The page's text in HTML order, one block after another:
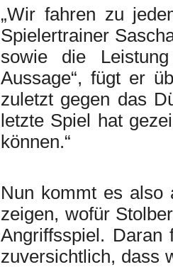
„Wir fahren zu
Spielertrainer
sowie die
Aussage“, fügt er
zuletzt gegen das
letzte Spiel hat
können.“
Nun kommt es also
zeigen, wofür
Angriffsspiel.
zuversichtlich, dass